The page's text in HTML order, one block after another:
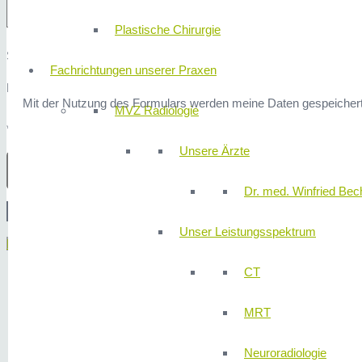
Plastische Chirurgie
Fachrichtungen unserer Praxen
MVZ Radiologie
Unsere Ärzte
Dr. med. Winfried
Unser Leistungsspektrum
CT
MRT
Neuroradiologie
Sicherheitsfrage: 1x1 ist?
Hier finden Sie unsere
Mit der Nutzung des Formulars werden meine Daten
* Erforderliche Angaben
Menü